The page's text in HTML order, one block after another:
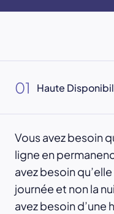
01 Haute
Vous avez besoin
ligne en
avez besoin
journée et non la
avez besoin